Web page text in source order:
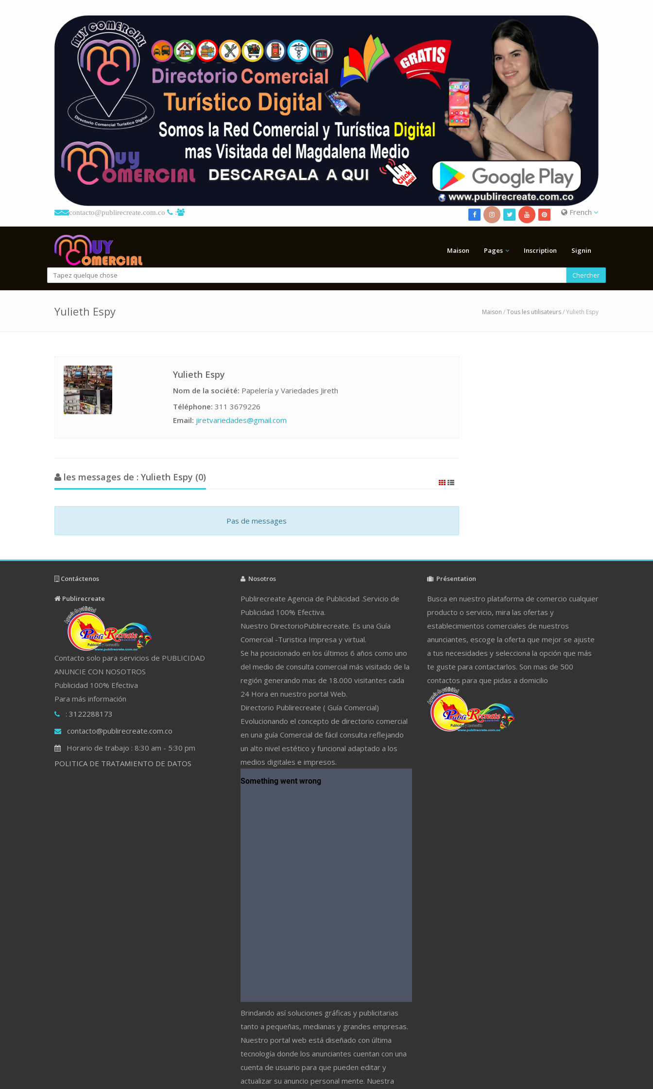
contacto@publirecreate.com.co : French
Maison Pages Inscription Signin
Chercher
Yulieth Espy Maison /Tous les utilisateurs/ Yulieth Espy
Yulieth Espy
Nom de la société: Papelería y Variedades Jireth
Téléphone: 311 3679226
Email: jiretvariedades@gmail.com
les messages de : Yulieth Espy (0)
Pas de messages
Contáctenos
Publirecreate
Contacto solo para servicios de PUBLICIDAD
ANUNCIE CON NOSOTROS
Publicidad 100% Efectiva
Para más información
: 3122288173
contacto@publirecreate.com.co
Horario de trabajo : 8:30 am - 5:30 pm
POLITICA DE TRATAMIENTO DE DATOS
Nosotros
Publirecreate Agencia de Publicidad .Servicio de
Publicidad 100% Efectiva.
Nuestro DirectorioPublirecreate. Es una Guía
Comercial -Turistica Impresa y virtual.
Se ha posicionado en los últimos 6 años como uno
del medio de consulta comercial más visitado de la
región generando mas de 18.000 visitantes cada
24 Hora en nuestro portal Web.
Directorio Publirecreate ( Guía Comercial)
Evolucionando el concepto de directorio comercial
en una guía Comercial de fácil consulta reflejando
un alto nivel estético y funcional adaptado a los
medios digitales e impresos.
Brindando así soluciones gráficas y publicitarias
tanto a pequeñas, medianas y grandes empresas.
Nuestro portal web está diseñado con última
tecnología donde los anunciantes cuentan con una
cuenta de usuario para que pueden editar y
actualizar su anuncio personal mente. Nuestra
Présentation
Busca en nuestro plataforma de comercio cualquier
producto o servicio, mira las ofertas y
establecimientos comerciales de nuestros
anunciantes, escoge la oferta que mejor se ajuste
a tus necesidades y selecciona la opción que más
te guste para contactarlos. Son mas de 500
contactos para que pidas a domicilio